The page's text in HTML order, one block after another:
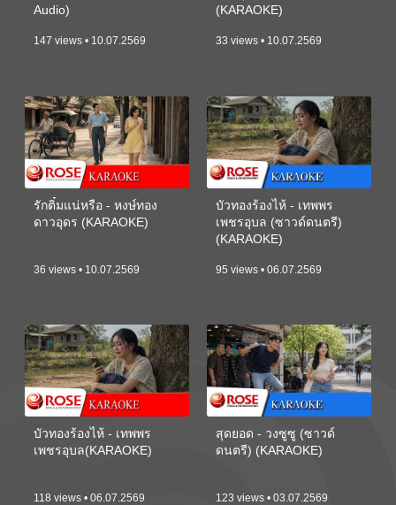
Audio)
147 views • 10.07.2569
(KARAOKE)
33 views • 10.07.2569
รักติ๋มแน่หรือ - หงษ์ทอง
ดาวอุดร (KARAOKE)
36 views • 10.07.2569
บัวทองร้องไห้ - เทพพร
เพชรอุบล (ซาวด์ดนตรี)
(KARAOKE)
95 views • 06.07.2569
บัวทองร้องไห้ - เทพพร
เพชรอุบล(KARAOKE)
118 views • 06.07.2569
สุดยอด - วงซูซู (ซาวด์
ดนตรี) (KARAOKE)
123 views • 03.07.2569